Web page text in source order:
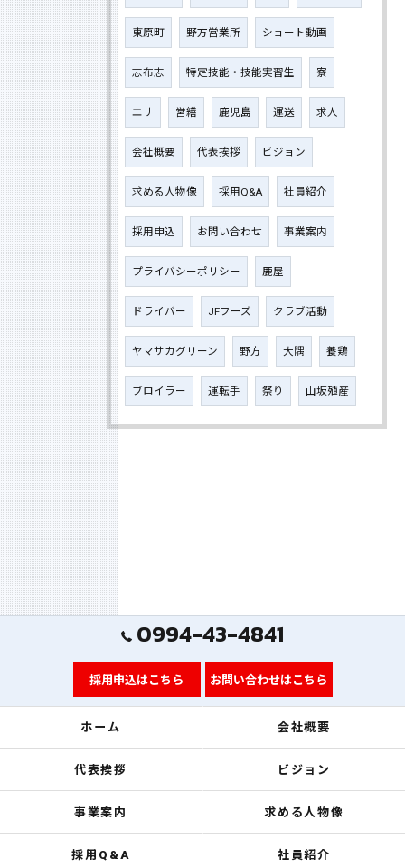
東原町 野方営業所 ショート動画
志布志 特定技能・技能実習生 寮
エサ 営繕 鹿児島 運送 求人
会社概要 代表挨拶 ビジョン
求める人物像 採用Q&A 社員紹介
採用申込 お問い合わせ 事業案内
プライバシーポリシー 鹿屋
ドライバー JFフーズ クラブ活動
ヤマサカグリーン 野方 大隅 養鶏
ブロイラー 運転手 祭り 山坂殖産
0994-43-4841
採用申込はこちら お問い合わせはこちら
ホーム 会社概要
代表挨拶 ビジョン
事業案内 求める人物像
採用Q&A 社員紹介